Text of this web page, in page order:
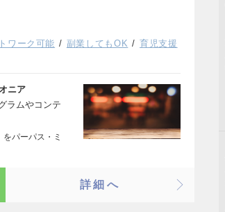
ワーク可能 副業してもOK
育児支援
ニア
ラムやコンテ
パーパス・ミ
詳細へ